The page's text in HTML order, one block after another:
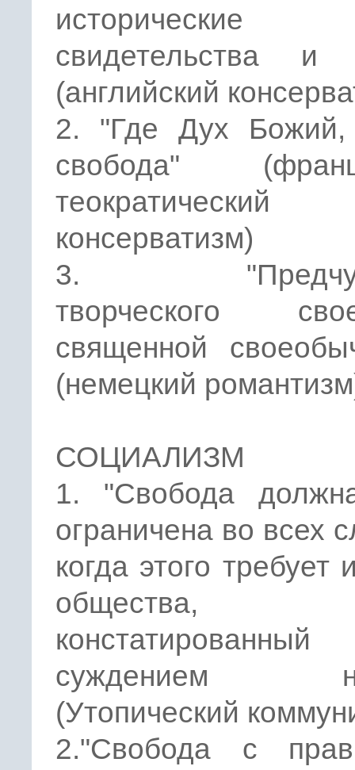
исторические
свидетельства и
(английский
2. "Где Дух
свобода"
теократический
консерватизм)
3.
творческого
священной
(немецкий
СОЦИАЛИЗМ
1. "Свобода
ограничена во всех
когда этого требует
общества,
констатированный
суждением
(Утопический
2."Свобода с